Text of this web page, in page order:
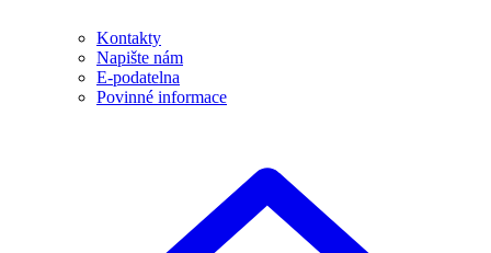
Kontakty
Napište nám
E-podatelna
Povinné informace